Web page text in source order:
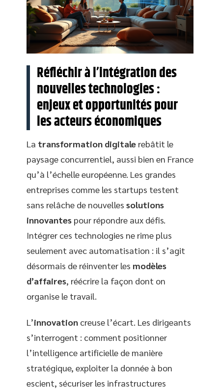
Réfléchir à l’intégration des
nouvelles technologies :
enjeux et opportunités pour
les acteurs économiques
La transformation digitale rebâtit le
paysage concurrentiel, aussi bien en France
qu’à l’échelle européenne. Les grandes
entreprises comme les startups testent
sans relâche de nouvelles solutions
innovantes pour répondre aux défis.
Intégrer ces technologies ne rime plus
seulement avec automatisation : il s’agit
désormais de réinventer les modèles
d’affaires, réécrire la façon dont on
organise le travail.
L’innovation creuse l’écart. Les dirigeants
s’interrogent : comment positionner
l’intelligence artificielle de manière
stratégique, exploiter la donnée à bon
escient, sécuriser les infrastructures